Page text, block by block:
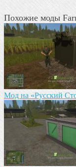
Похожие моды
Мод на «Русский